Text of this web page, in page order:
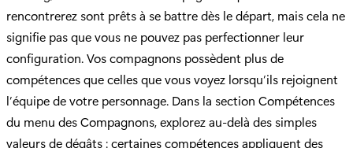
rencontrerez sont prêts à se battre dès le départ, mais cela ne
signifie pas que vous ne pouvez pas perfectionner leur
configuration. Vos compagnons possèdent plus de
compétences que celles que vous voyez lorsqu’ils rejoignent
l’équipe de votre personnage. Dans la section Compétences
du menu des Compagnons, explorez au-delà des simples
valeurs de dégâts : certaines compétences appliquent des